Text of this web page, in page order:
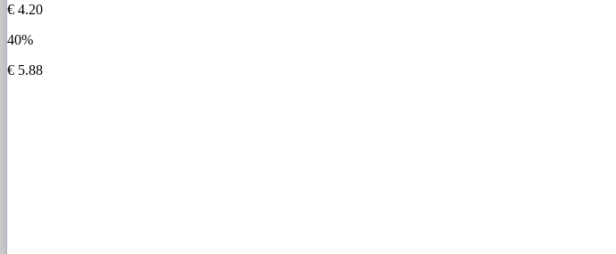
€ 4.20
40%
€ 5.88